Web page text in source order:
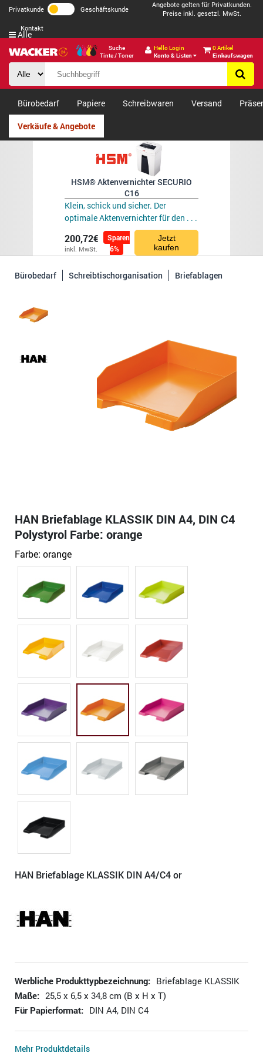
Privatkunde Geschäftskunde
Angebote gelten für Privatkunden.
Preise inkl. gesetzl. MwSt.
Kontakt
Suche
Tinte / Toner
Hello Login
Konto & Listen
0 Artikel
Einkaufswagen
Alle
Bürobedarf Papiere Schreibwaren Versand
Verkäufe & Angebote
HSM® Aktenvernichter SECURIO
C16
Klein, schick und sicher. Der
optimale Aktenvernichter für den . . .
200,72€
inkl. MwSt.
Sparen
6%
Jetzt
kaufen
Bürobedarf Schreibtischorganisation Briefablagen
HAN Briefablage KLASSIK DIN A4, DIN C4
Polystyrol Farbe: orange
Farbe: orange
HAN Briefablage KLASSIK DIN A4/C4 or
Werbliche Produkttypbezeichnung: Briefablage KLASSIK
Maße: 25,5 x 6,5 x 34,8 cm (B x H x T)
Für Papierformat: DIN A4, DIN C4
Mehr Produktdetails